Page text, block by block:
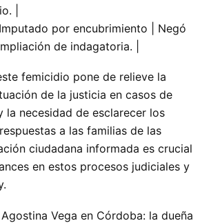
|
por encubrimiento | Negó
de indagatoria. |
femicidio pone de relieve la
de la justicia en casos de
la necesidad de esclarecer los
a las familias de las
ciudadana informada es crucial
en estos procesos judiciales y
Vega en Córdoba: la dueña